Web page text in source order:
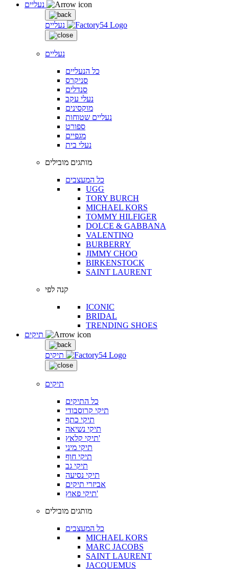
נעליים
נעליים
כל הנעליים
סניקרס
סנדלים
נעלי עקב
מוקסינים
נעליים שטוחות
ספורט
מגפיים
נעלי בית
מותגים מובילים
כל המעצבים
UGG
TORY BURCH
MICHAEL KORS
TOMMY HILFIGER
DOLCE & GABBANA
VALENTINO
BURBERRY
JIMMY CHOO
BIRKENSTOCK
SAINT LAURENT
קנה לפי
ICONIC
BRIDAL
TRENDING SHOES
תיקים
תיקים
כל התיקים
תיקי קרוסבודי
תיקי כתף
תיקי נשיאה
תיקי קלאץ'
תיקי מיני
תיקי חוף
תיקי גב
תיקי נסיעה
אביזרי תיקים
תיקי פאוץ'
מותגים מובילים
כל המעצבים
MICHAEL KORS
MARC JACOBS
SAINT LAURENT
JACQUEMUS